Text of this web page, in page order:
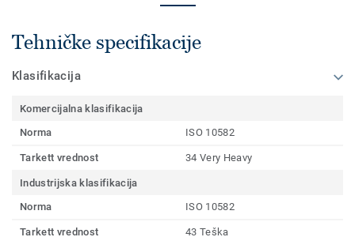
Tehničke specifikacije
Klasifikacija
Komercijalna klasifikacija
Norma
ISO 10582
Tarkett vrednost 34 Very Heavy
Industrijska klasifikacija
Norma
ISO 10582
Tarkett vrednost 43 Teška